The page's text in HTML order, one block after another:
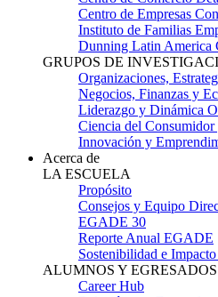
Centro de Empresas
Instituto de Familias
Dunning Latin America
GRUPOS DE
Organizaciones,
Negocios, Finanzas y
Liderazgo y Dinámica
Ciencia del Consumidor
Innovación y
Acerca de
LA ESCUELA
Propósito
Consejos y Equipo
EGADE 30
Reporte Anual EGADE
Sostenibilidad e
ALUMNOS Y EGRESADOS
Career Hub